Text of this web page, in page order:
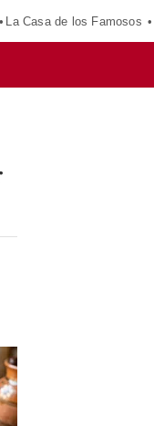
La Casa de los Famosos